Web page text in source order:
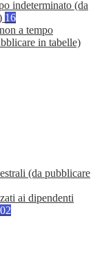
indeterminato (da
16
a tempo
in tabelle)
(da pubblicare
ai dipendenti